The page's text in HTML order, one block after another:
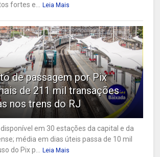
fortes e... Leia Mais
de passagem por Pix
de 211 mil transações
nos trens do RJ
em 30 estações da capital e da
média em dias úteis passa de 10 mil
do Pix p... Leia Mais